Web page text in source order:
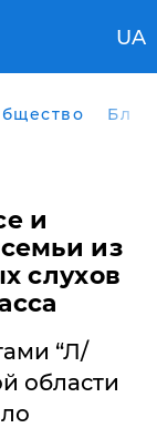
UA
и
из
слухов
“Л/
области